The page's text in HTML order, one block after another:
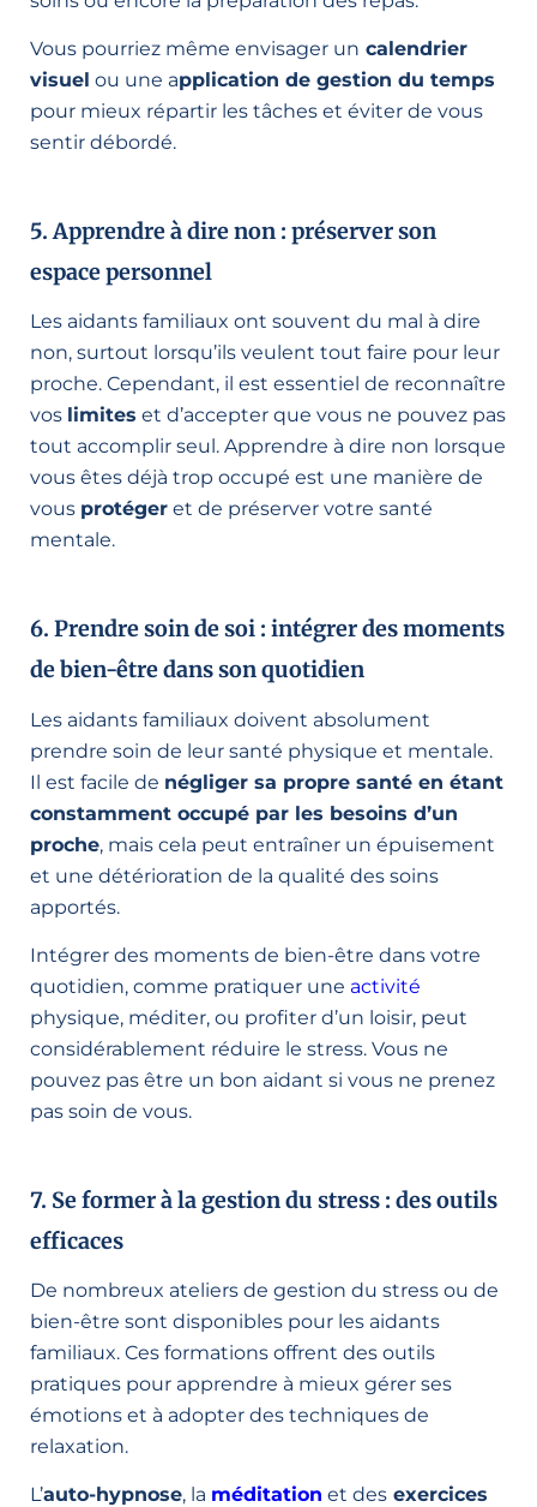
Vous pourriez même envisager un calendrier
visuel ou une application de gestion du temps
pour mieux répartir les tâches et éviter de vous
sentir débordé.
5. Apprendre à dire non : préserver son
espace personnel
Les aidants familiaux ont souvent du mal à dire
non, surtout lorsqu’ils veulent tout faire pour leur
proche. Cependant, il est essentiel de reconnaître
vos limites et d’accepter que vous ne pouvez pas
tout accomplir seul. Apprendre à dire non lorsque
vous êtes déjà trop occupé est une manière de
vous protéger et de préserver votre santé
mentale.
6. Prendre soin de soi : intégrer des moments
de bien-être dans son quotidien
Les aidants familiaux doivent absolument
prendre soin de leur santé physique et mentale.
Il est facile de négliger sa propre santé en étant
constamment occupé par les besoins d’un
proche, mais cela peut entraîner un épuisement
et une détérioration de la qualité des soins
apportés.
Intégrer des moments de bien-être dans votre
quotidien, comme pratiquer une activité
physique, méditer, ou profiter d’un loisir, peut
considérablement réduire le stress. Vous ne
pouvez pas être un bon aidant si vous ne prenez
pas soin de vous.
7. Se former à la gestion du stress : des outils
efficaces
De nombreux ateliers de gestion du stress ou de
bien-être sont disponibles pour les aidants
familiaux. Ces formations offrent des outils
pratiques pour apprendre à mieux gérer ses
émotions et à adopter des techniques de
relaxation.
L’auto-hypnose, la méditation et des exercices